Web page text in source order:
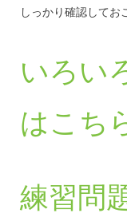
しっかり確認してお
いろい
はこち
練習問